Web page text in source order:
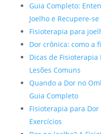
Guia Completo:
Joelho e Recupere-se
Fisioterapia para
Dor crônica: como a
Dicas de
Lesões Comuns
Quando a Dor no
Guia Completo
Fisioterapia para
Exercícios